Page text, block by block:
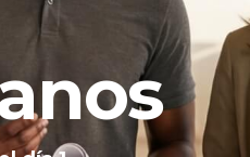
boarding digital)
Notarias
Inmobiliarias
Minería
Recursos Humanos